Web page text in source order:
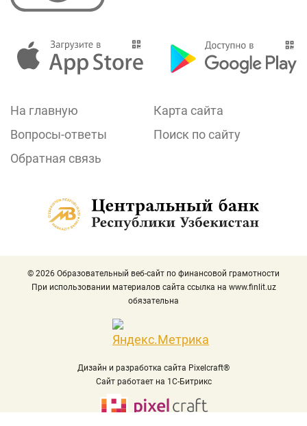
На главную
Карта сайта
Вопросы-ответы
Поиск по сайту
Обратная связь
© 2026 Образовательный веб-сайт по финансовой грамотности
При использовании материалов сайта ссылка на www.finlit.uz
обязательна
Дизайн и разработка сайта Pixelcraft®
Сайт работает на 1C-Битрикс